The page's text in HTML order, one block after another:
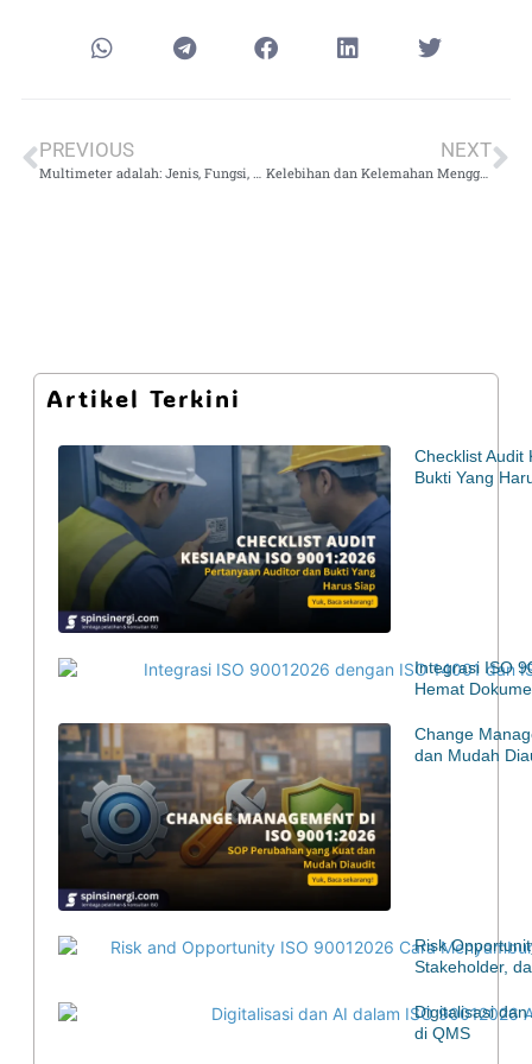
PREVIOUS
Multimeter adalah: Jenis, Fungsi, dan Cara Penggunaan untuk Pemula hingga Profesional
NEXT
Kelebihan dan Kelemahan Menggunakan Analog Multimeter dalam Pengukuran Elektronika
Artikel Terkini
Checklist Audit
Bukti Yang
Integrasi ISO
Hemat
Change
dan Mudah
Risk
Stakeholder,
Digitalisasi
di QMS